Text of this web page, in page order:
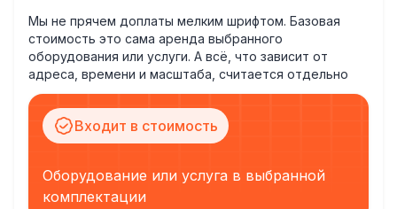
Мы не прячем доплаты мелким шрифтом. Базовая
стоимость это сама аренда выбранного
оборудования или услуги. А всё, что зависит от
адреса, времени и масштаба, считается отдельно
Входит в стоимость
Оборудование или услуга в выбранной
комплектации